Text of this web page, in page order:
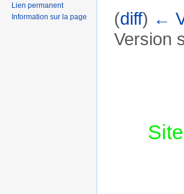
(diff) ←
Version
Lien permanent
Information sur la page